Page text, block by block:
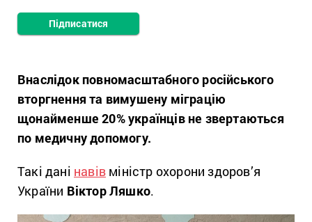
Підписатися
Внаслідок повномасштабного російського
вторгнення та вимушену міграцію
щонайменше 20% українців не звертаються
по медичну допомогу.
Такі дані навів міністр охорони здоров’я
України Віктор Ляшко.